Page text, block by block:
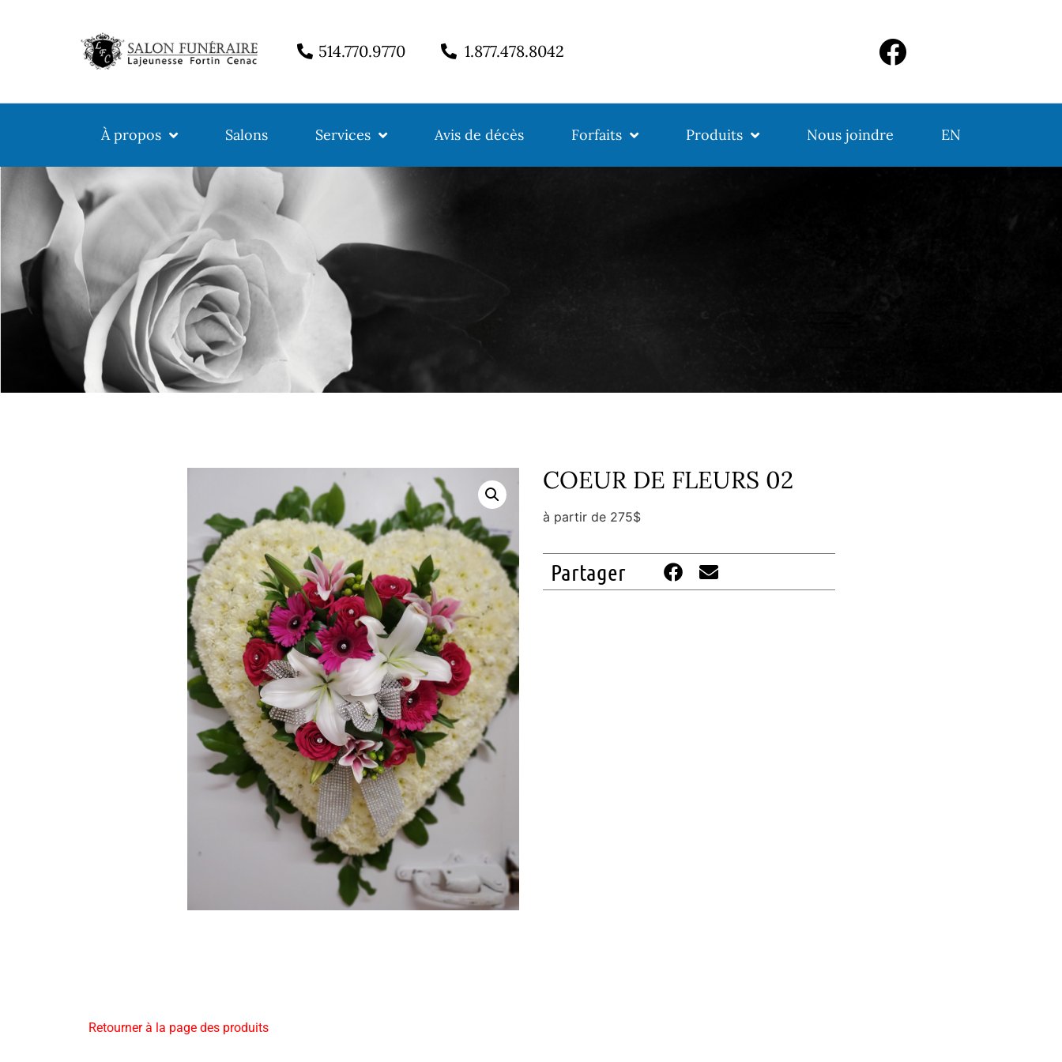
514.770.9770 1.877.478.8042
À propos Salons Services Avis de décès Forfaits Produits Nous joindre EN
COEUR DE FLEURS 02
à partir de 275$
Partager
Retourner à la page des produits